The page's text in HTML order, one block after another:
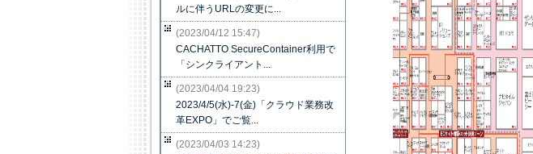
ルに伴うURLの変更に...
(2023/04/12 15:47)
CACHATTO SecureContainer利用で
「シンクライアント...
(2023/04/04 19:23)
2023/4/5(水)-7(金)「クラウド業務改
革EXPO」でご覧...
(2023/04/03 14:23)